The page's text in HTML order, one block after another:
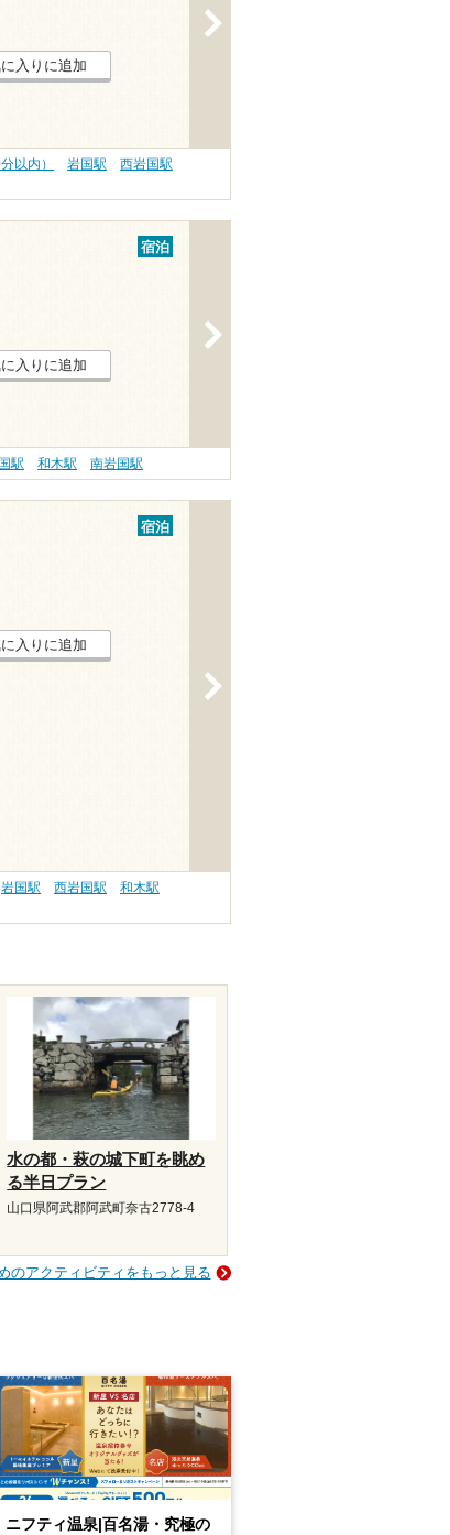
入りに追加
以内） 岩国駅
西岩国駅
宿泊
入りに追加
駅 和木駅 南岩国駅
宿泊
入りに追加
岩国駅 西岩国駅
和木駅
水の都・萩の城下町を眺め
る半日プラン
山口県阿武郡阿武町奈古2778-4
のアクティビティをもっと見る
ニフティ温泉|百名湯・究極の